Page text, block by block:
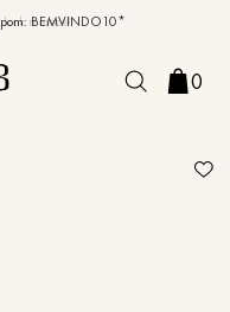
merece!
BEMVINDO10*
0